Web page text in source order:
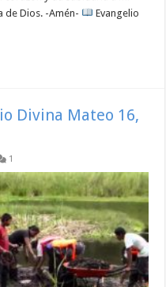
de Dios. -Amén-
Evangelio
Divina Mateo 16,
1